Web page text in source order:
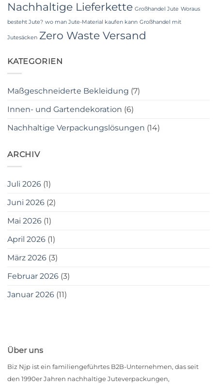
Nachhaltige Lieferkette Großhandel Jute Woraus
besteht Jute? wo man Jute-Material kaufen kann Großhandel mit
Jutesäcken Zero Waste Versand
KATEGORIEN
Maßgeschneiderte Bekleidung (7)
Innen- und Gartendekoration (6)
Nachhaltige Verpackungslösungen (14)
ARCHIV
Juli 2026 (1)
Juni 2026 (2)
Mai 2026 (1)
April 2026 (1)
März 2026 (3)
Februar 2026 (3)
Januar 2026 (11)
Über uns
Biz Njp ist ein familiengeführtes B2B-Unternehmen, das seit
den 1990er Jahren nachhaltige Juteverpackungen,